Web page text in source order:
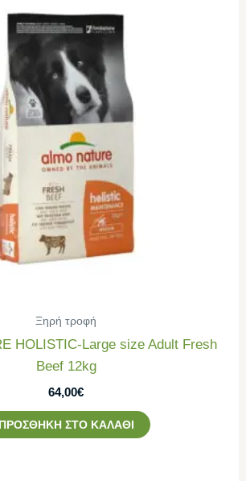
Ξηρή τροφή
HOLISTIC-Large size Adult Fresh
Beef 12kg
64,00€
ΠΡΟΣΘΉΚΗ ΣΤΟ ΚΑΛΆΘΙ